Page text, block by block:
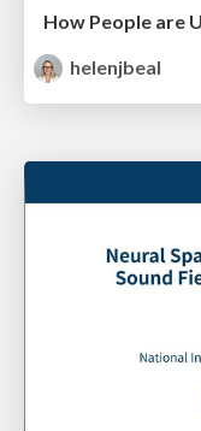
helenjbeal